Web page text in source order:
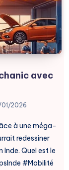
avec
2026
à une méga-
redessiner
Inde. Quel est le
#Mobilité